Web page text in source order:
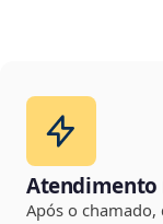
Atendimento
Após o